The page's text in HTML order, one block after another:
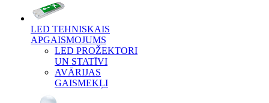
LED TEHNISKAIS
APGAISMOJUMS
LED PROŽEKTORI
UN STATĪVI
AVĀRIJAS
GAISMEKĻI